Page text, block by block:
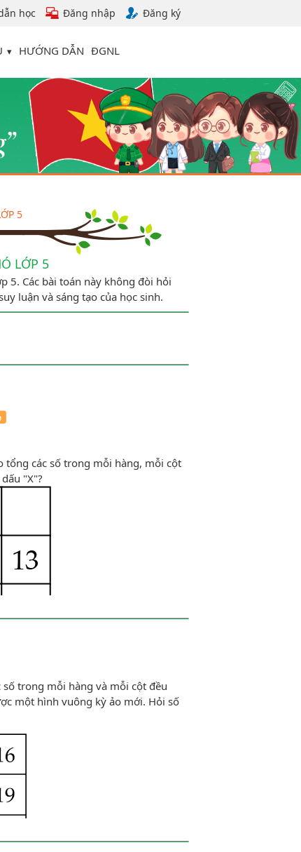
học Đăng nhập Đăng ký
HƯỚNG DẪN ĐGNL
5
LỚP 5
5. Các bài toán này không đòi hỏi
luận và sáng tạo của học sinh.
tổng các số trong mỗi hàng, mỗi cột
"X"?
trong mỗi hàng và mỗi cột đều
một hình vuông kỳ ảo mới. Hỏi số